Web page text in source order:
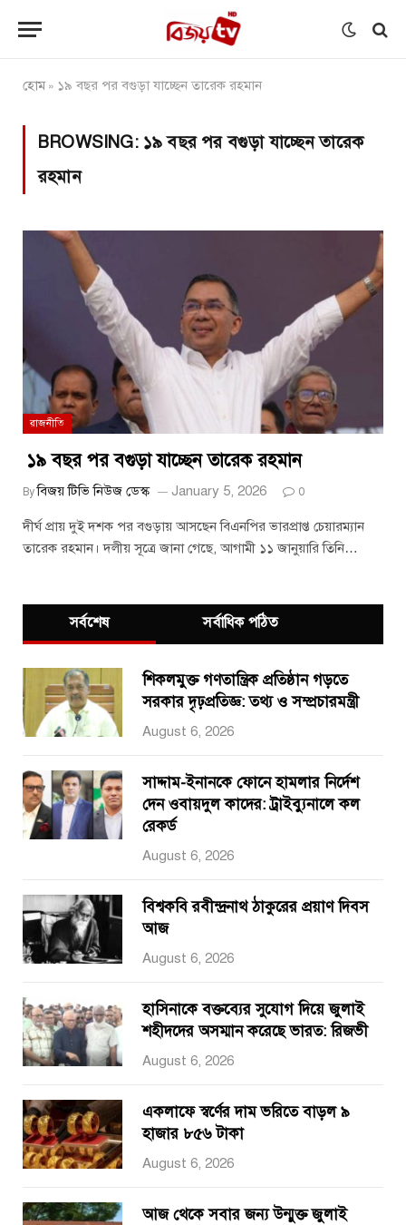
হোম» ১৯ বছর পর বগুড়া যাচ্ছেন তারেক রহমান
BROWSING: ১৯ বছর পর বগুড়া যাচ্ছেন তারেক
রহমান
রাজনীতি
১৯ বছর পর বগুড়া যাচ্ছেন তারেক রহমান
By বিজয় টিভি নিউজ ডেস্ক January 5, 2026 0
দীর্ঘ প্রায় দুই দশক পর বগুড়ায় আসছেন বিএনপির ভারপ্রাপ্ত চেয়ারম্যান
তারেক রহমান। দলীয় সূত্রে জানা গেছে, আগামী ১১ জানুয়ারি তিনি…
সর্বশেষ সর্বাধিক পঠিত
শিকলমুক্ত গণতান্ত্রিক প্রতিষ্ঠান গড়তে
সরকার দৃঢ়প্রতিজ্ঞ: তথ্য ও সম্প্রচারমন্ত্রী
August 6, 2026
সাদ্দাম-ইনানকে ফোনে হামলার নির্দেশ
দেন ওবায়দুল কাদের: ট্রাইব্যুনালে কল
রেকর্ড
August 6, 2026
বিশ্বকবি রবীন্দ্রনাথ ঠাকুরের প্রয়াণ দিবস
আজ
August 6, 2026
হাসিনাকে বক্তব্যের সুযোগ দিয়ে জুলাই
শহীদদের অসম্মান করেছে ভারত: রিজভী
August 6, 2026
একলাফে স্বর্ণের দাম ভরিতে বাড়ল ৯
হাজার ৮৫৬ টাকা
August 6, 2026
আজ থেকে সবার জন্য উন্মুক্ত জুলাই